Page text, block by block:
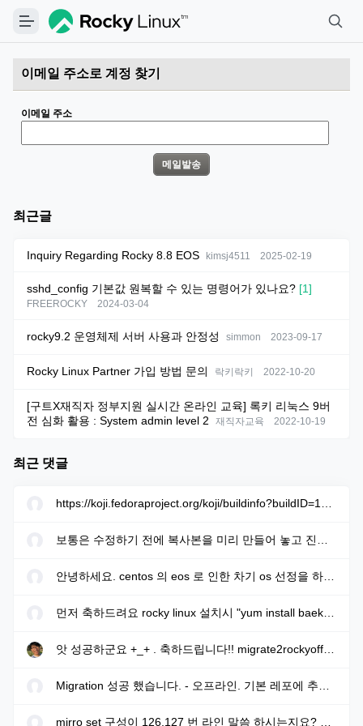
이메일 주소로 계정 찾기
이메일 주소
최근글
Inquiry Regarding Rocky 8.8 EOS kimsj4511 2025-02-19
sshd_config 기본값 원복할 수 있는 명령어가 있나요? [1]
FREEROCKY 2024-03-04
rocky9.2 운영체제 서버 사용과 안정성 simmon 2023-09-17
Rocky Linux Partner 가입 방법 문의 락키락키 2022-10-20
[구트X재직자 정부지원 실시간 온라인 교육] 록키 리눅스 9버
전 심화 활용 : System admin level 2
재직자교육 2022-10-19
최근 댓글